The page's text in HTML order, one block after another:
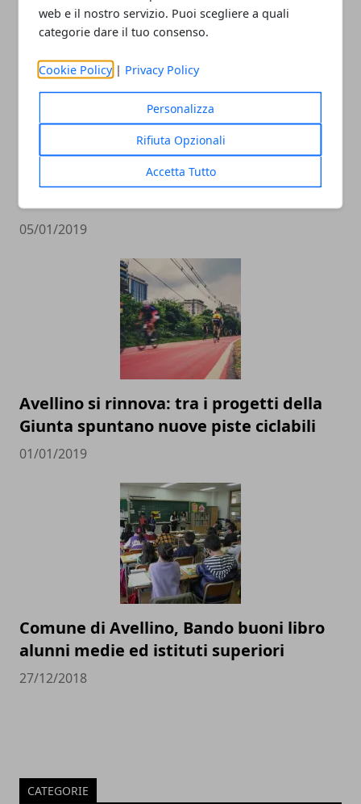
web e il nostro servizio. Puoi scegliere a quali
categorie dare il tuo consenso.
Cookie Policy | Privacy Policy
Personalizza
Rifiuta Opzionali
Accetta Tutto
La situazione nel 2018 del Mercato
Immobiliare ad Avellino
05/01/2019
Avellino si rinnova: tra i progetti della
Giunta spuntano nuove piste ciclabili
01/01/2019
Comune di Avellino, Bando buoni libro
alunni medie ed istituti superiori
27/12/2018
CATEGORIE